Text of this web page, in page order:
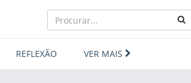
REFLEXÃO VER MAIS